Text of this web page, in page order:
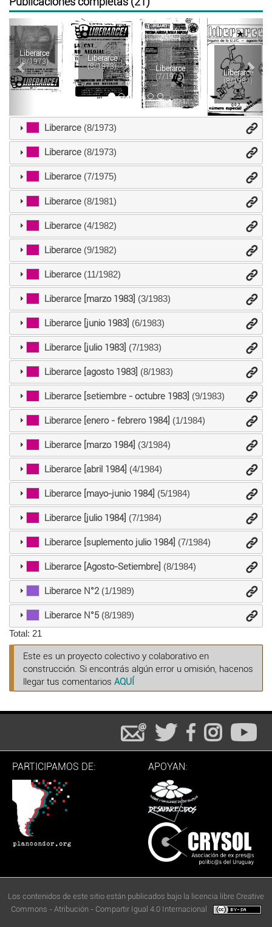
Liberarce
(8/1973)
Liberarce
(8/1973)
Liberarce
(7/1975)
Liberarce
(8/1981)
Anterior
Liberarce(8/1973)
Liberarce(8/1973)
Liberarce(7/1975)
Liberarce(8/1981)
Liberarce(4/1982)
Liberarce(9/1982)
Liberarce(11/1982)
Liberarce [marzo 1983] (3/1983)
Liberarce [junio 1983] (6/1983)
Liberarce [julio 1983] (7/1983)
Liberarce [agosto 1983] (8/1983)
Liberarce [setiembre - octubre 1983] (9/1983)
Liberarce [enero - febrero 1984] (1/1984)
Liberarce [marzo 1984] (3/1984)
Liberarce [abril 1984] (4/1984)
Liberarce [mayo-junio 1984] (5/1984)
Liberarce [julio 1984] (7/1984)
Liberarce [suplemento julio 1984] (7/1984)
Liberarce [Agosto-Setiembre] (8/1984)
Liberarce N°2(1/1989)
Liberarce N°5(8/1989)
Total: 21
Este es un proyecto colectivo y colaborativo en
construcción. Si encontrás algún error u omisión, hacenos
llegar tus comentarios AQUÍ
PARTICIPAMOS DE: APOYAN:
Los contenidos de este sitio están publicados bajo la licencia libre Creative
Commons - Atribución - Compartir Igual 4.0 Internacional